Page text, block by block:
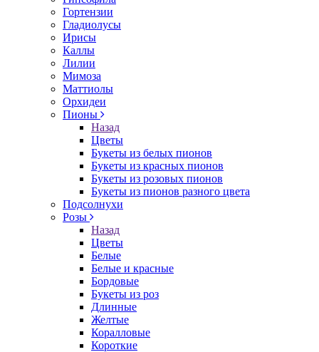
Гортензии
Гладиолусы
Ирисы
Каллы
Лилии
Мимоза
Маттиолы
Орхидеи
Пионы
Назад
Цветы
Букеты из белых пионов
Букеты из красных пионов
Букеты из розовых пионов
Букеты из пионов разного цвета
Подсолнухи
Розы
Назад
Цветы
Белые
Белые и красные
Бордовые
Букеты из роз
Длинные
Желтые
Коралловые
Короткие